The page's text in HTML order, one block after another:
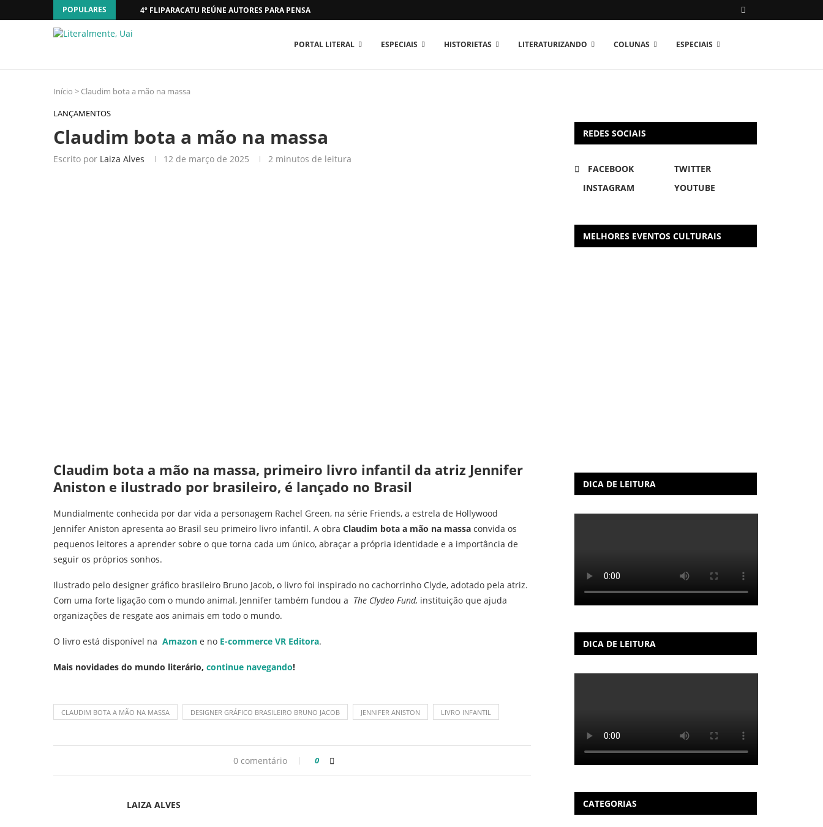
POPULARES 4º FLIPARACATU REÚNE AUTORES PARA PENSAR O MUNDO...
PORTAL LITERAL ESPECIAIS HISTORIETAS LITERATURIZANDO COLUNAS ESPECIAIS
Início > Claudim bota a mão na massa
LANÇAMENTOS
Claudim bota a mão na massa
Escrito por Laiza Alves 12 de março de 2025 2 minutos de leitura
Claudim bota a mão na massa, primeiro livro infantil da atriz Jennifer
Aniston e ilustrado por brasileiro, é lançado no Brasil
Mundialmente conhecida por dar vida a personagem Rachel Green, na série Friends, a estrela de Hollywood
Jennifer Aniston apresenta ao Brasil seu primeiro livro infantil. A obra Claudim bota a mão na massa convida os
pequenos leitores a aprender sobre o que torna cada um único, abraçar a própria identidade e a importância de
seguir os próprios sonhos.
Ilustrado pelo designer gráfico brasileiro Bruno Jacob, o livro foi inspirado no cachorrinho Clyde, adotado pela atriz.
Com uma forte ligação com o mundo animal, Jennifer também fundou a The Clydeo Fund, instituição que ajuda
organizações de resgate aos animais em todo o mundo.
O livro está disponível na Amazon e no E-commerce VR Editora.
Mais novidades do mundo literário, continue navegando!
CLAUDIM BOTA A MÃO NA MASSA DESIGNER GRÁFICO BRASILEIRO BRUNO JACOB JENNIFER ANISTON LIVRO INFANTIL
0 comentário 0
LAIZA ALVES
REDES SOCIAIS
FACEBOOK
TWITTER
INSTAGRAM
YOUTUBE
MELHORES EVENTOS CULTURAIS
DICA DE LEITURA
DICA DE LEITURA
CATEGORIAS